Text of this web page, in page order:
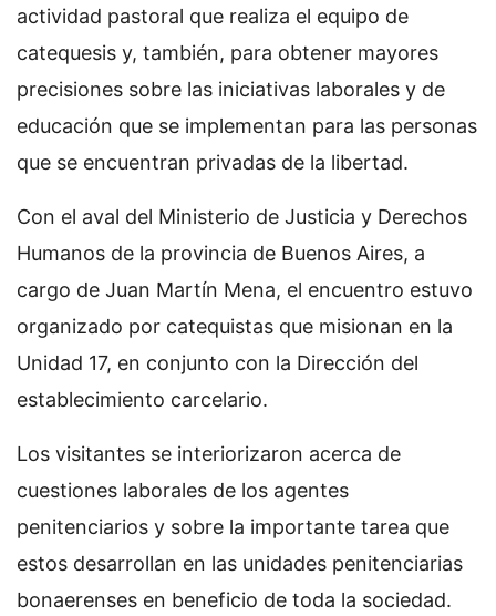
actividad pastoral que realiza el equipo de
catequesis y, también, para obtener mayores
precisiones sobre las iniciativas laborales y de
educación que se implementan para las personas
que se encuentran privadas de la libertad.
Con el aval del Ministerio de Justicia y Derechos
Humanos de la provincia de Buenos Aires, a
cargo de Juan Martín Mena, el encuentro estuvo
organizado por catequistas que misionan en la
Unidad 17, en conjunto con la Dirección del
establecimiento carcelario.
Los visitantes se interiorizaron acerca de
cuestiones laborales de los agentes
penitenciarios y sobre la importante tarea que
estos desarrollan en las unidades penitenciarias
bonaerenses en beneficio de toda la sociedad.